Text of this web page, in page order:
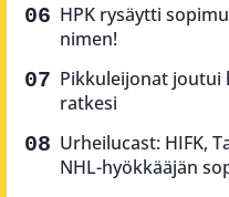
HPK rysäytti
nimen!
Pikkuleijonat joutui
ratkesi
Urheilucast: HIFK,
NHL-hyökkääjän